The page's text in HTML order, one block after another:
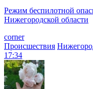
Режим беспилотной
Нижегородской области
corner
Происшествия
17:34